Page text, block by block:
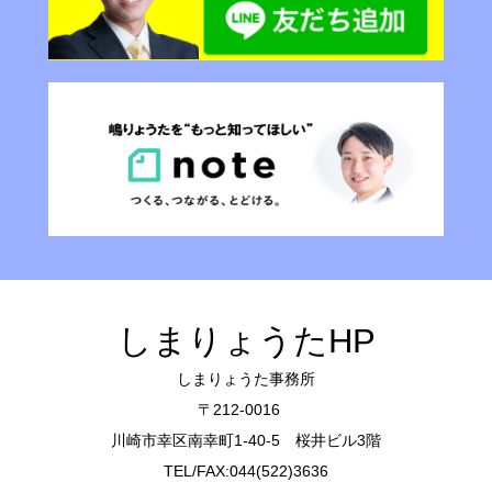
しまりょうたHP
しまりょうた事務所
〒212-0016
川崎市幸区南幸町1-40-5 桜井ビル3階
TEL/FAX:044(522)3636